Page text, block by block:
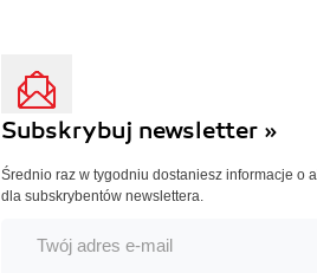
Subskrybuj newsletter »
Średnio raz w tygodniu dostaniesz informacje o
dla subskrybentów newslettera.